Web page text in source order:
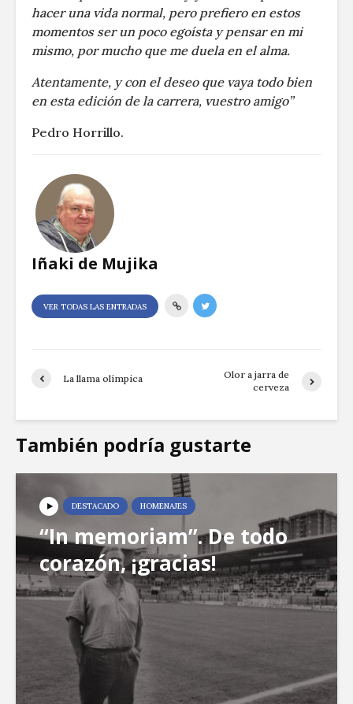
hacer una vida normal, pero prefiero en estos
momentos ser un poco egoísta y pensar en mi
mismo, por mucho que me duela en el alma.
Atentamente, y con el deseo que vaya todo bien
en esta edición de la carrera, vuestro amigo”
Pedro Horrillo.
Iñaki de Mujika
VER TODAS LAS ENTRADAS
La llama olímpica
Olor a jarra de
cerveza
También podría gustarte
DESTACADO HOMENAJES
“In memoriam”. De todo
corazón, ¡gracias!